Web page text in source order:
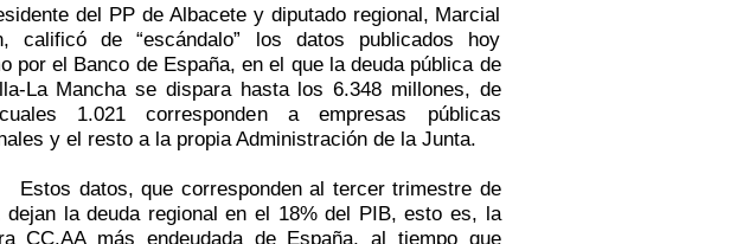
del PP de Albacete y diputado regional, Marcial
calificó de “escándalo” los datos publicados hoy
por el Banco de España, en el que la deuda pública de
La Mancha se dispara hasta los 6.348 millones, de
1.021 corresponden a empresas públicas
y el resto a la propia Administración de la Junta.
Estos datos, que corresponden al tercer trimestre de
dejan la deuda regional en el 18% del PIB, esto es, la
CC.AA más endeudada de España, al tiempo que